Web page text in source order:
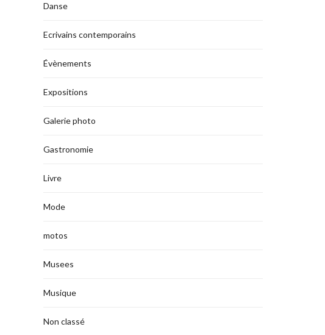
Danse
Ecrivains contemporains
Évènements
Expositions
Galerie photo
Gastronomie
Livre
Mode
motos
Musees
Musique
Non classé